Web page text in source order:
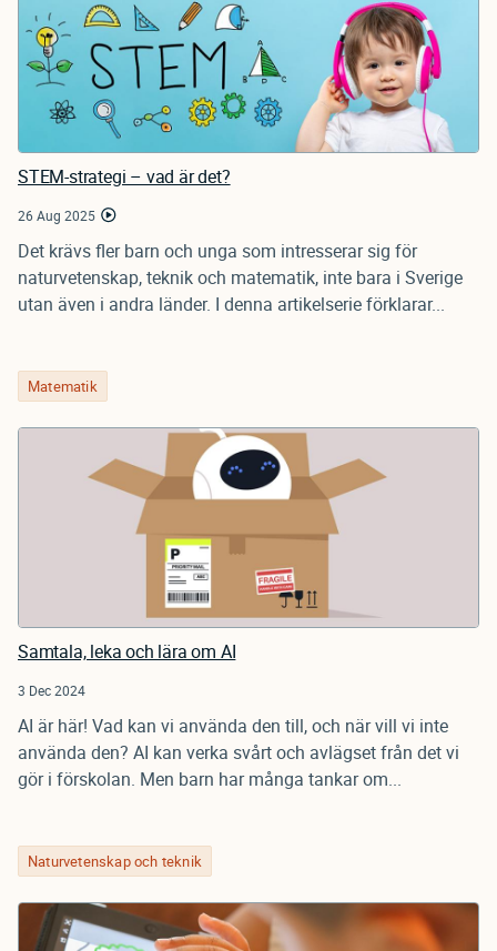
STEM-strategi – vad är det?
26 Aug 2025
Det krävs fler barn och unga som intresserar sig för
naturvetenskap, teknik och matematik, inte bara i Sverige
utan även i andra länder. I denna artikelserie förklarar...
Matematik
Samtala, leka och lära om AI
3 Dec 2024
AI är här! Vad kan vi använda den till, och när vill vi inte
använda den? AI kan verka svårt och avlägset från det vi
gör i förskolan. Men barn har många tankar om...
Naturvetenskap och teknik